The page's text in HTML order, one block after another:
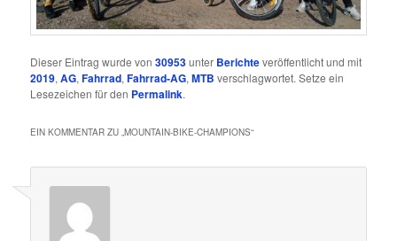
Dieser Eintrag wurde von30953unter Berichteveröffentlicht und mit
2019,AG,Fahrrad,Fahrrad-AG,MTB verschlagwortet. Setze ein
Lesezeichen für den Permalink.
EIN KOMMENTAR ZU „MOUNTAIN-BIKE-CHAMPIONS“